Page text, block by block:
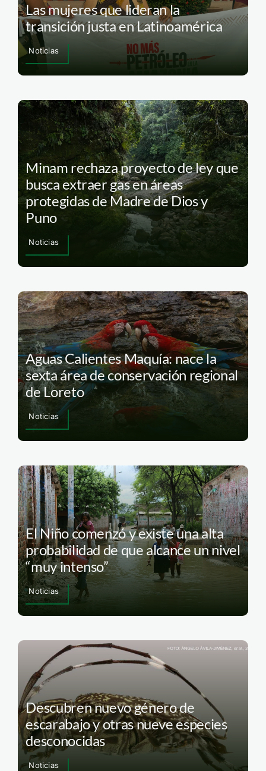
Las mujeres que lideran la
transición justa en Latinoamérica
Noticias
Minam rechaza proyecto de ley que
busca extraer gas en áreas
protegidas de Madre de Dios y
Puno
Noticias
Aguas Calientes Maquía: nace la
sexta área de conservación regional
de Loreto
Noticias
El Niño comenzó y existe una alta
probabilidad de que alcance un nivel
“muy intenso”
Noticias
Descubren nuevo género de
escarabajo y otras nueve especies
desconocidas
Noticias